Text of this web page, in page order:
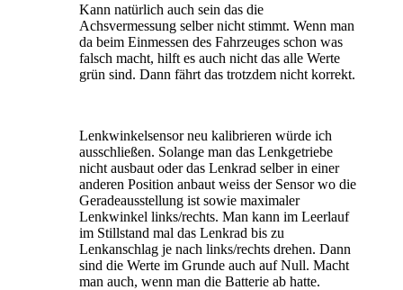
Kann natürlich auch sein das die
Achsvermessung selber nicht stimmt. Wenn man
da beim Einmessen des Fahrzeuges schon was
falsch macht, hilft es auch nicht das alle Werte
grün sind. Dann fährt das trotzdem nicht korrekt.
Lenkwinkelsensor neu kalibrieren würde ich
ausschließen. Solange man das Lenkgetriebe
nicht ausbaut oder das Lenkrad selber in einer
anderen Position anbaut weiss der Sensor wo die
Geradeausstellung ist sowie maximaler
Lenkwinkel links/rechts. Man kann im Leerlauf
im Stillstand mal das Lenkrad bis zu
Lenkanschlag je nach links/rechts drehen. Dann
sind die Werte im Grunde auch auf Null. Macht
man auch, wenn man die Batterie ab hatte.